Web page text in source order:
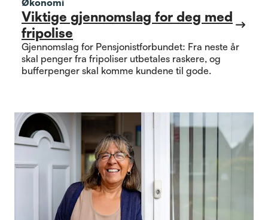
Økonomi
Viktige gjennomslag for deg med
fripolise
Gjennomslag for Pensjonistforbundet: Fra neste år
skal penger fra fripoliser utbetales raskere, og
bufferpenger skal komme kundene til gode.